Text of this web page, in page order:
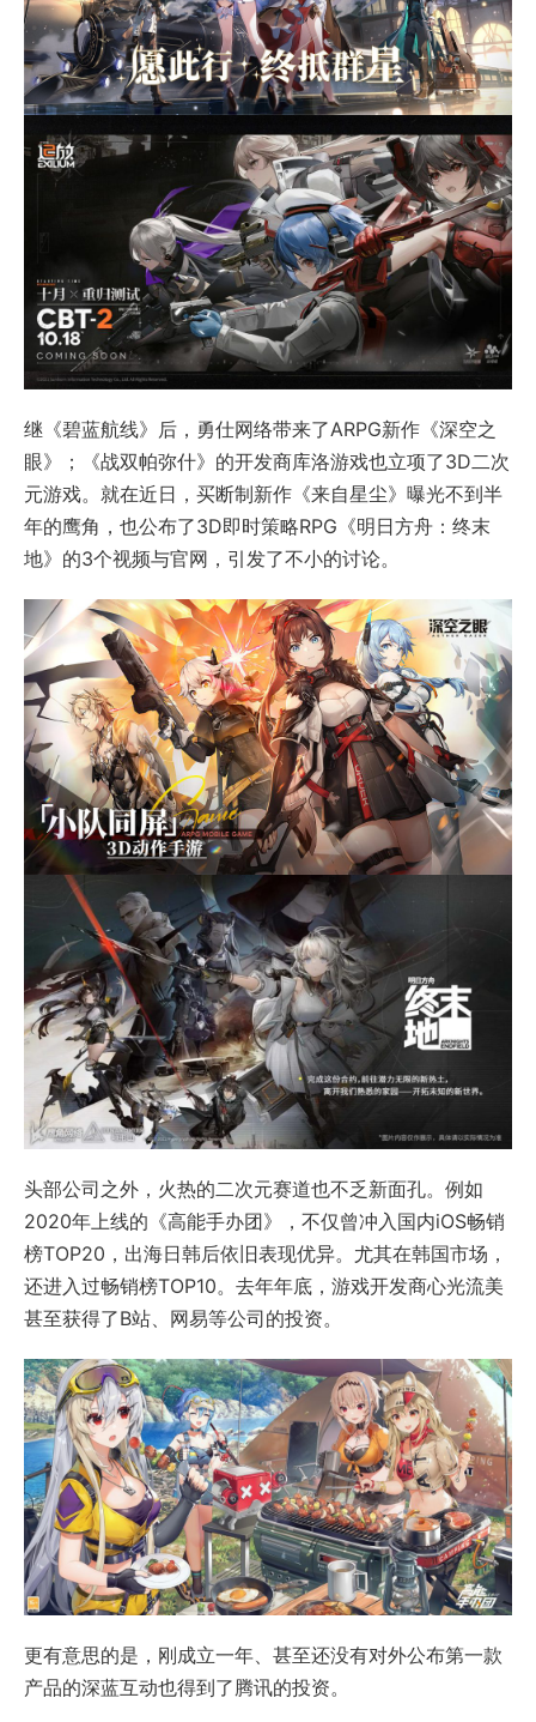
继《碧蓝航线》后，勇仕网络带来了ARPG新作《深空之
眼》；《战双帕弥什》的开发商库洛游戏也立项了3D二次
元游戏。就在近日，买断制新作《来自星尘》曝光不到半
年的鹰角，也公布了3D即时策略RPG《明日方舟：终末
地》的3个视频与官网，引发了不小的讨论。
头部公司之外，火热的二次元赛道也不乏新面孔。例如
2020年上线的《高能手办团》，不仅曾冲入国内iOS畅销
榜TOP20，出海日韩后依旧表现优异。尤其在韩国市场，
还进入过畅销榜TOP10。去年年底，游戏开发商心光流美
甚至获得了B站、网易等公司的投资。
更有意思的是，刚成立一年、甚至还没有对外公布第一款
产品的深蓝互动也得到了腾讯的投资。